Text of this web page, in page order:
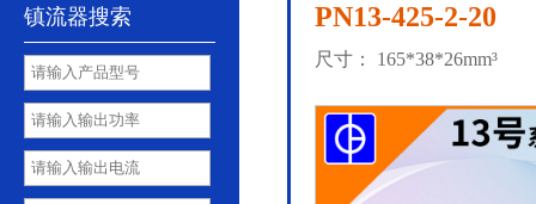
镇流器搜索 PN13-425-2-20
尺寸： 165*38*26mm³